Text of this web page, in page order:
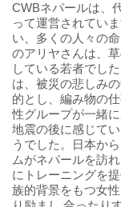
CWBネパールは、
って運営されてい
い、多くの人々の
のアリヤさんは、
している若者でし
は、被災の悲しみ
的とし、編み物の
性グループが一緒
地震の後に感じて
うでした。日本か
ムがネパールを訪
にトレーニングを
族的背景をもつ女